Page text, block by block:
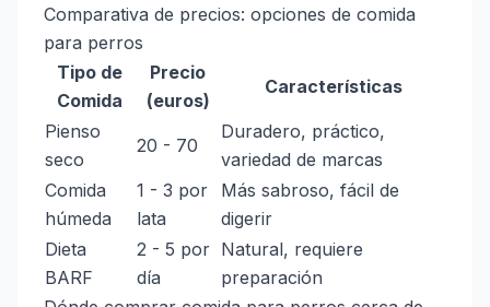
Comparativa de precios: opciones de comida
para perros
Tipo de
Comida
Precio
(euros)
Características
Pienso
seco
20 - 70
Duradero, práctico,
variedad de marcas
Comida
húmeda
1 - 3 por
lata
Más sabroso, fácil de
digerir
Dieta
BARF
2 - 5 por
día
Natural, requiere
preparación